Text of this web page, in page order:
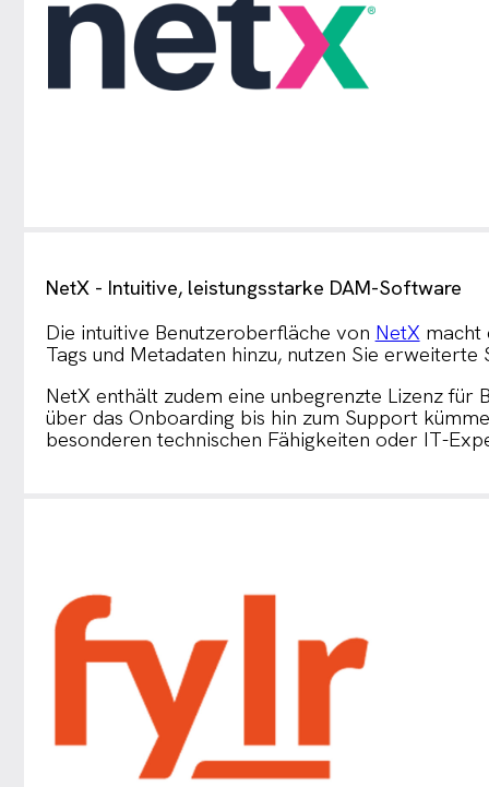
NetX - Intuitive, leistungsstarke DAM-Software
Die intuitive Benutzeroberfläche von NetX macht
Tags und Metadaten hinzu, nutzen Sie
NetX enthält zudem eine unbegrenzte Lizenz für
über das Onboarding bis hin zum Support
besonderen technischen Fähigkeiten oder IT-